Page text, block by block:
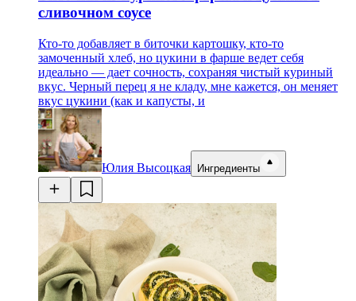
сливочном соусе
Кто-то добавляет в биточки картошку, кто-то
замоченный хлеб, но цукини в фарше ведет себя
идеально — дает сочность, сохраняя чистый куриный
вкус. Черный перец я не кладу, мне кажется, он меняет
вкус цукини (как и капусты, и
Юлия Высоцкая Ингредиенты